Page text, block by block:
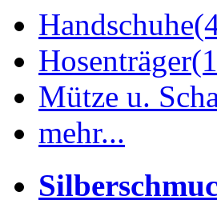
Handschuhe
Hosenträger
Mütze u.
mehr...